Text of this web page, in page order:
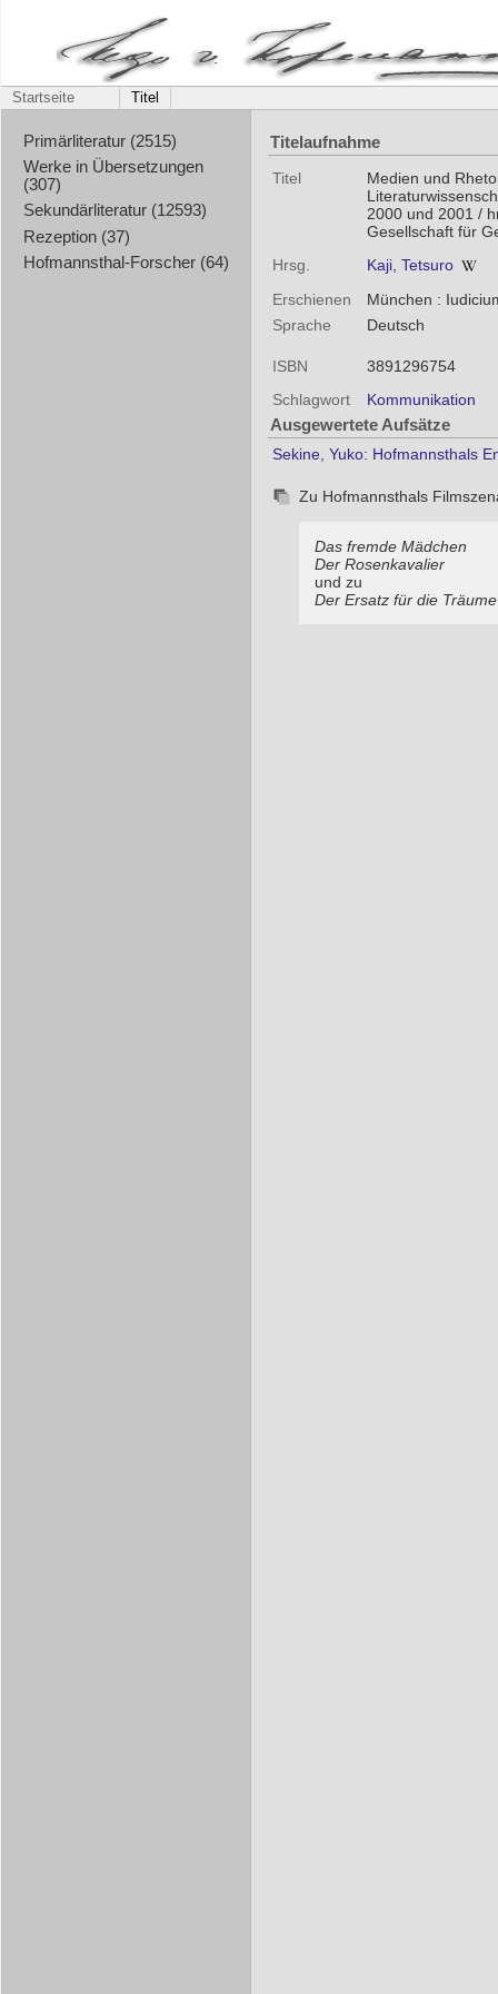
Startseite Titel
Primärliteratur (2515)
Werke in Übersetzungen
(307)
Sekundärliteratur (12593)
Rezeption (37)
Hofmannsthal-Forscher (64)
Titelaufnahme
Titel
Medien und
2000 und 2001 /
Gesellschaft für
Hrsg.
Kaji, Tetsuro
Erschienen
München :
Sprache
Deutsch
ISBN
3891296754
Schlagwort
Kommunikation
Ausgewertete Aufsätze
Sekine, Yuko: Hofmannsthals
Zu Hofmannsthals
Das fremde Mädchen
Der Rosenkavalier
und zu
Der Ersatz für die Träume